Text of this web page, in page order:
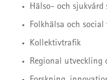
Hälso- och sjukvård
Folkhälsa och social
Kollektivtrafik
Regional utveckling